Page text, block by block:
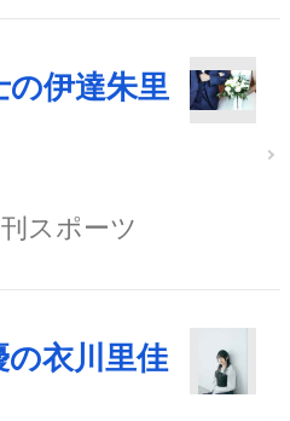
の伊達朱里
スポーツ
の衣川里佳